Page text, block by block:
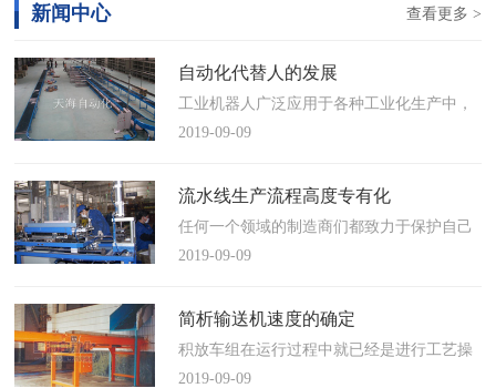
查看更多 >
新闻中心
自动化代替人的发展
工业机器人广泛应用于各种工业化生产中，
慢慢取代工人，做着高强度、重复性、有职
人联合会(IFR)预测，2014年中国将成为全球
最大的工业机器人市场，将占全球总销量
17%。业内把2014年称为“中国工业机器人元
2019-09-09
流水线生产流程高度专有化
任何一个领域的制造商们都致力于保护自己
的自动化流水线生产流程不被外人知晓，即
大多数流程都带有某种专有的性质，并且混
合了不同的方法、技术和操作方式，而这最
终将影响一个制造商进行有效竞争的能力。
2019-09-09
简析输送机速度的确定
积放车组在运行过程中就已经是进行工艺操
作的区段，运行速度是由积放小车组的运行
2019-09-09